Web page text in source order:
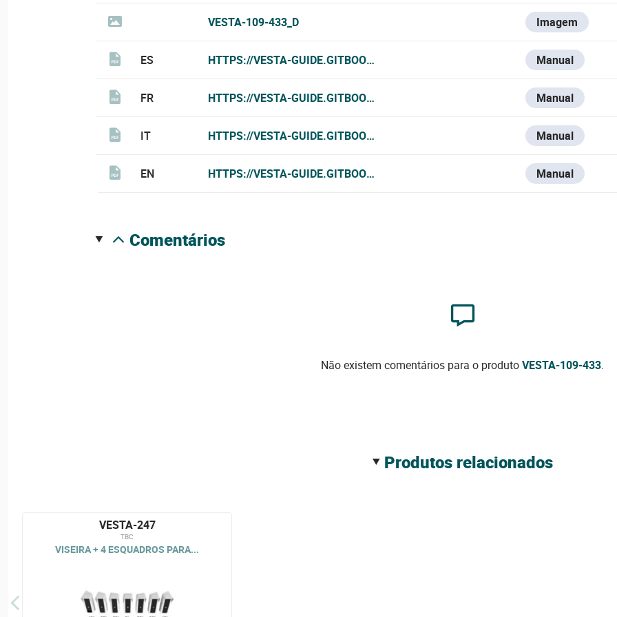
VESTA-109-433_D Imagem
ES HTTPS://VESTA-GUIDE.GITBOOK.IO/VESTA-KNOWLEDGE-BASE/V/ESPANOL/
Manual
FR HTTPS://VESTA-GUIDE.GITBOOK.IO/VESTA-KNOWLEDGE-BASE/V/FRANCE-1/
Manual
IT HTTPS://VESTA-GUIDE.GITBOOK.IO/VESTA-KNOWLEDGE-BASE/V/ITALIAN/
Manual
EN HTTPS://VESTA-GUIDE.GITBOOK.IO/VESTA-KNOWLEDGE-BASE/VESTA-109-433
Manual
comentários
Não existem comentários para o produtoVESTA-109-433.
produtos relacionados
VESTA-247
TBC
VISEIRA + 4 ESQUADROS PARA...